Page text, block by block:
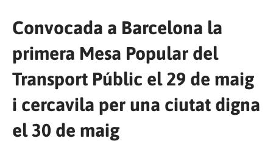
Convocada a Barcelona la
primera Mesa Popular del
Transport Públic el 29 de maig
i cercavila per una ciutat digna
el 30 de maig